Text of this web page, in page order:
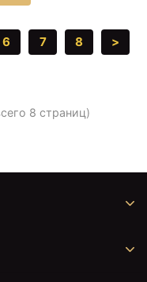
6 7 8 >
8 страниц)